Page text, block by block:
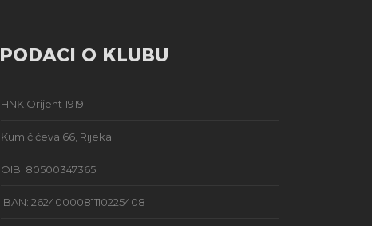
PODACI O KLUBU
HNK Orijent 1919
Kumičićeva 66, Rijeka
OIB: 80500347365
IBAN: 2624000081110225408